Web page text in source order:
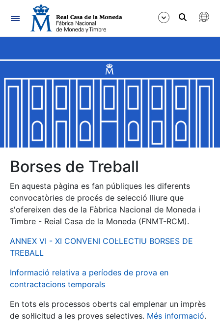
Navegació
Mostra/Amaga
Mostra/Amaga
Mostra/Amaga
Mostra/Amaga
Mostra/Amaga
Borses de Treball
En aquesta pàgina es fan públiques les diferents
convocatòries de procés de selecció lliure que
s'ofereixen des de la Fàbrica Nacional de Moneda i
Timbre - Reial Casa de la Moneda (FNMT-RCM).
ANNEX VI - XI CONVENI COL·LECTIU BORSES DE
TREBALL
Informació relativa a períodes de prova en
contractacions temporals
En tots els processos oberts cal emplenar un imprès
de sol·licitud a les proves selectives. Més informació.